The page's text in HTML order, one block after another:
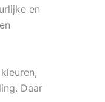
en
Daar